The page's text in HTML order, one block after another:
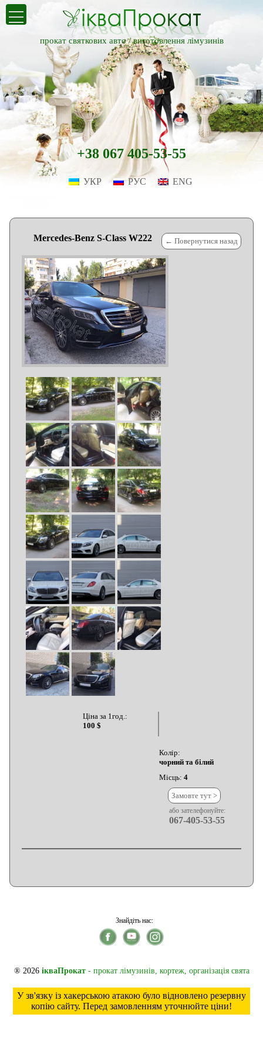
прокат святкових авто /виготовлення лімузинів
+38 067 405-53-55
УКР РУС ENG
Mercedes-Benz S-Class W222 ← Повернутися назад
Ціна за 1год.:
100 $
Колір:
чорний та білий
Місць: 4
Замовте тут >
або зателефонуйте:
067-405-53-55
Знайдіть нас:
® 2026 ікваПрокат- прокат лімузинів, кортеж, організація свята
У зв'язку із хакерською атакою було відновлено резервну
копію сайту. Перед замовленням уточнюйте ціни!